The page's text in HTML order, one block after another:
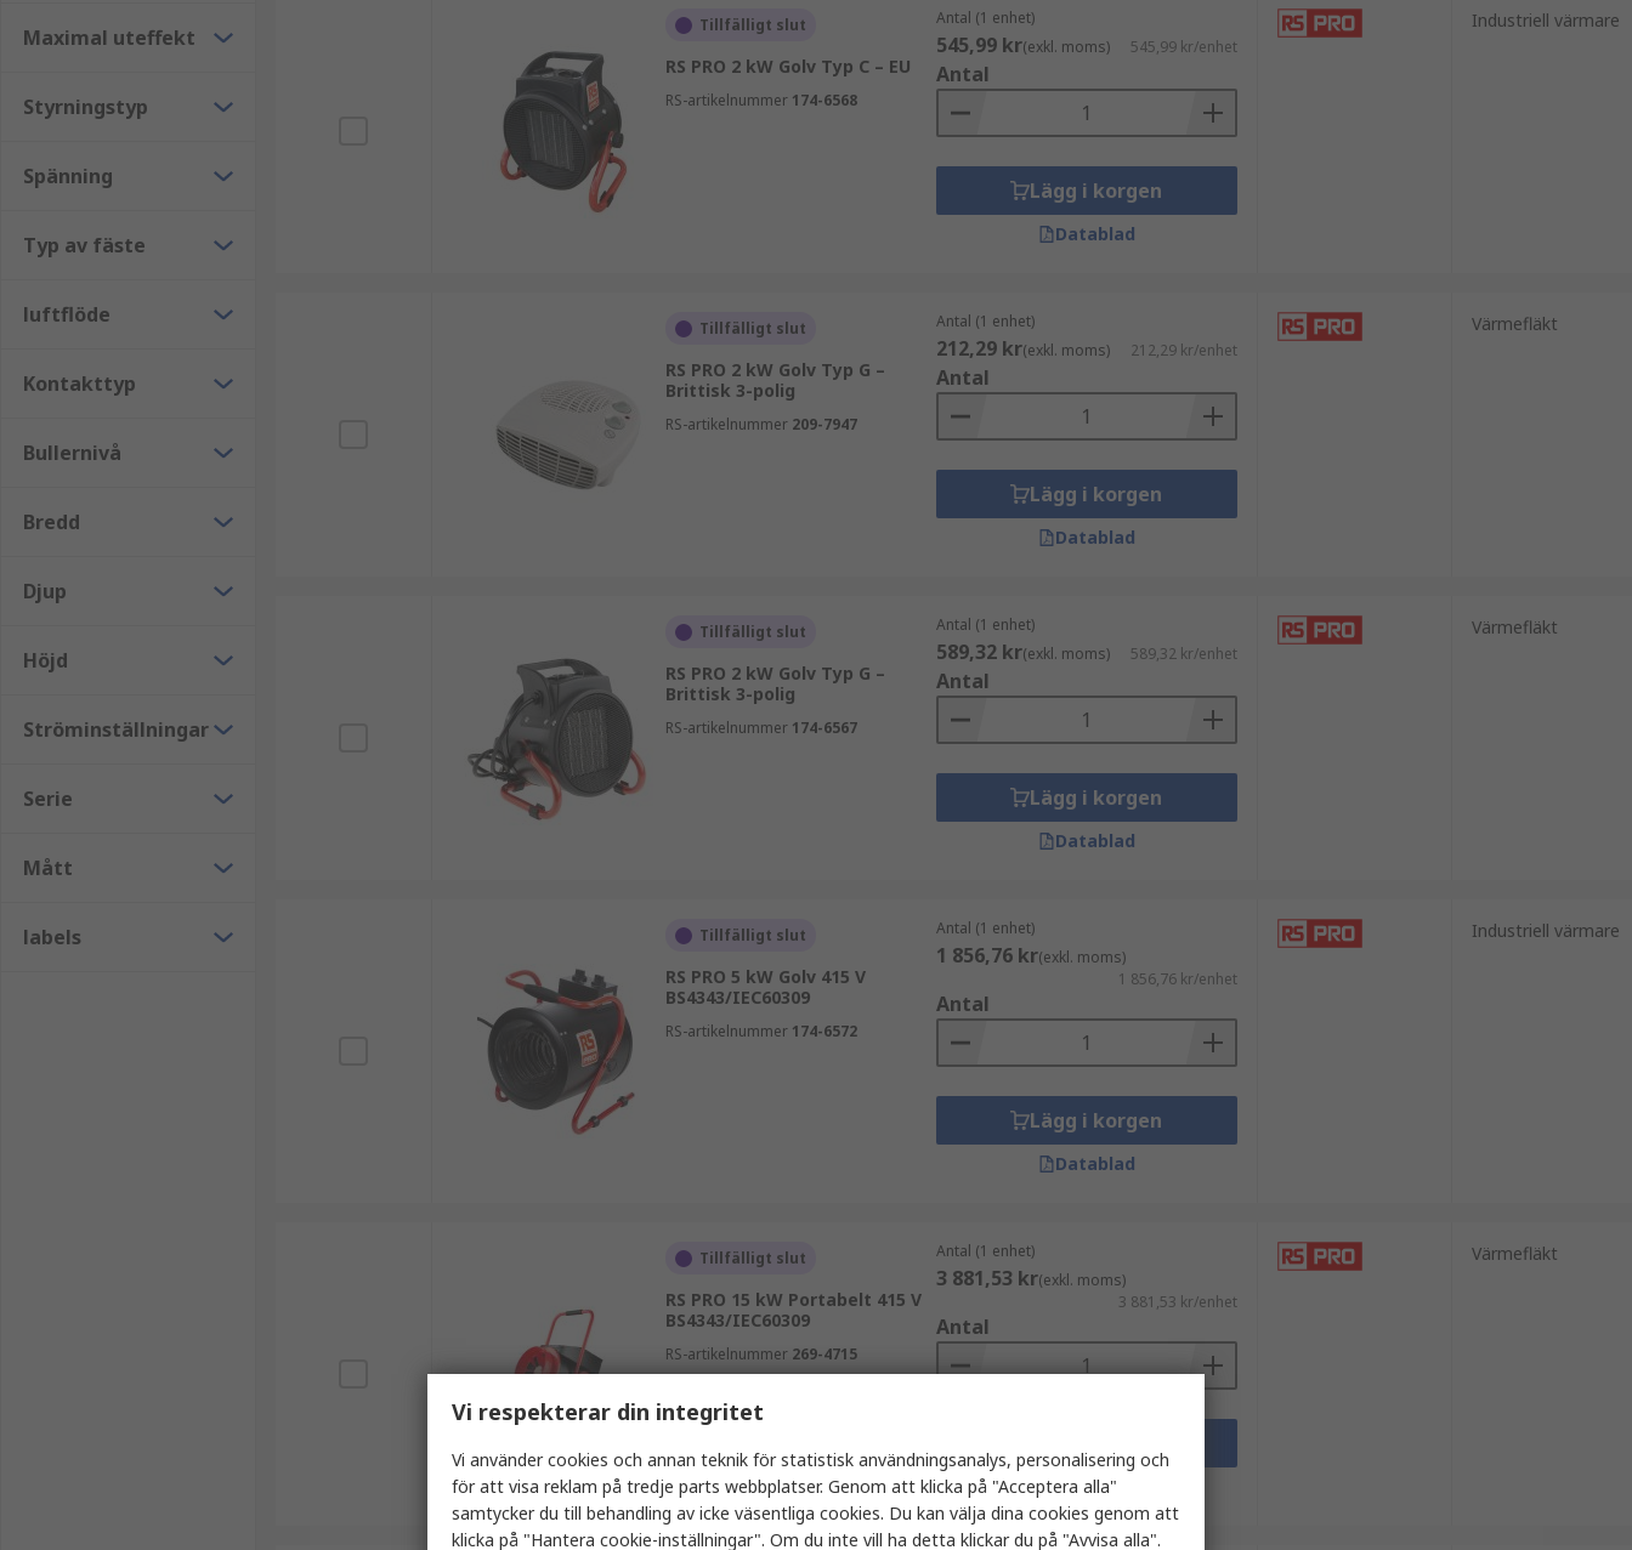
Maximal uteffekt
Styrningstyp
Spänning
Typ av fäste
luftflöde
Kontakttyp
Bullernivå
Bredd
Djup
Höjd
Ströminställningar
Serie
Mått
labels
Tillfälligt slut
RS PRO 2 kW Golv Typ C – EU
RS-artikelnummer 174-6568
Antal (1 enhet)
545,99 kr(exkl. moms) 545,99 kr/enhet
Antal
Lägg i korgen
Datablad
Industriell värmare
Tillfälligt slut
RS PRO 2 kW Golv Typ G –
Brittisk 3-polig
RS-artikelnummer 209-7947
Antal (1 enhet)
212,29 kr(exkl. moms) 212,29 kr/enhet
Antal
Lägg i korgen
Datablad
Värmefläkt
Tillfälligt slut
RS PRO 2 kW Golv Typ G –
Brittisk 3-polig
RS-artikelnummer 174-6567
Antal (1 enhet)
589,32 kr(exkl. moms) 589,32 kr/enhet
Antal
Lägg i korgen
Datablad
Värmefläkt
Tillfälligt slut
RS PRO 5 kW Golv 415 V
BS4343/IEC60309
RS-artikelnummer 174-6572
Antal (1 enhet)
1 856,76 kr(exkl. moms)
1 856,76 kr/enhet
Antal
Lägg i korgen
Datablad
Industriell värmare
Tillfälligt slut
RS PRO 15 kW Portabelt 415 V
BS4343/IEC60309
RS-artikelnummer 269-4715
Antal (1 enhet)
3 881,53 kr(exkl. moms)
3 881,53 kr/enhet
Antal
Datablad
Värmefläkt
Vi respekterar din integritet
Vi använder cookies och annan teknik för statistisk användningsanalys, personalisering och
för att visa reklam på tredje parts webbplatser. Genom att klicka på "Acceptera alla"
samtycker du till behandling av icke väsentliga cookies. Du kan välja dina cookies genom att
klicka på "Hantera cookie-inställningar". Om du inte vill ha detta klickar du på "Avvisa alla".